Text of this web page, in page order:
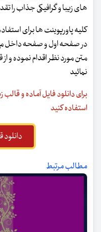
های زیبا و گرافیکی جذاب را
کلیه پاورپوینت ها برای
در صفحه اول و صفحه داخل
متن مورد نظر اقدام نموده و از
نمائید
برای دانلود فایل آماده و قالب
استفاده کنید
دانلود
مطالب مرتبط